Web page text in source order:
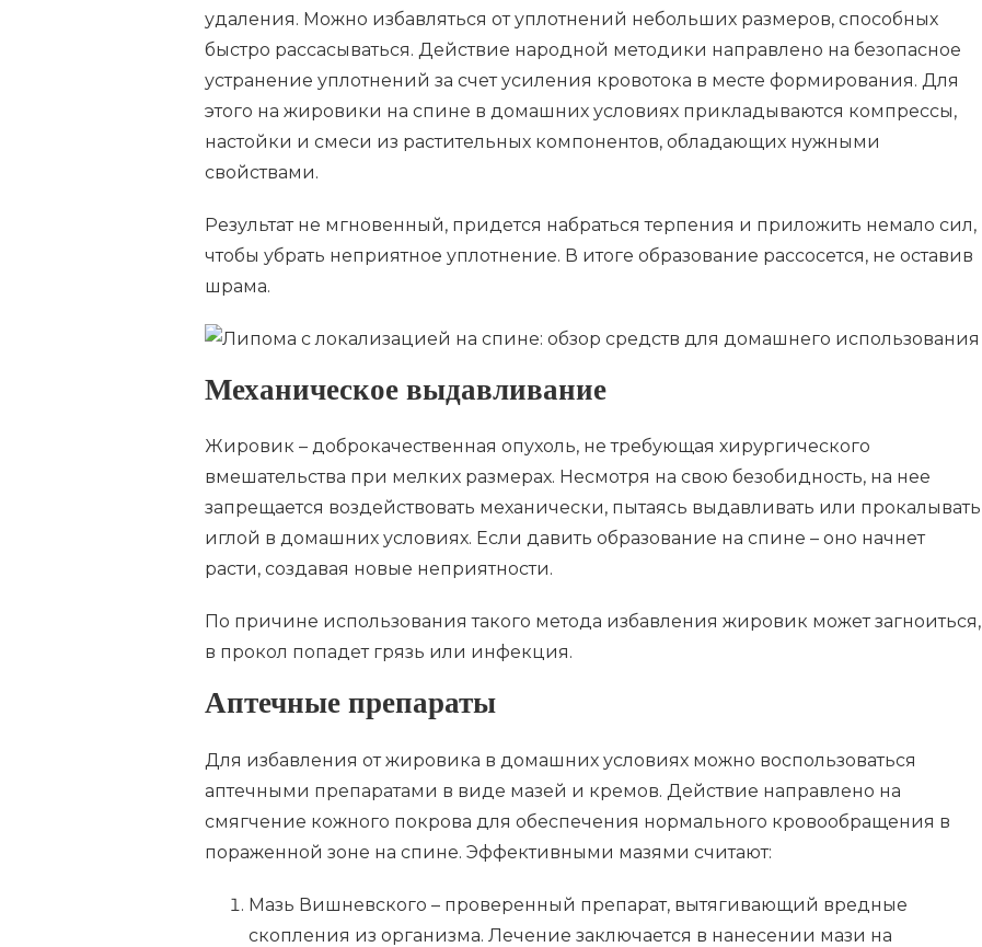
удаления. Можно избавляться от уплотнений небольших размеров, способных
быстро рассасываться. Действие народной методики направлено на безопасное
устранение уплотнений за счет усиления кровотока в месте формирования. Для
этого на жировики на спине в домашних условиях прикладываются компрессы,
настойки и смеси из растительных компонентов, обладающих нужными
свойствами.
Результат не мгновенный, придется набраться терпения и приложить немало сил,
чтобы убрать неприятное уплотнение. В итоге образование рассосется, не оставив
шрама.
Механическое выдавливание
Жировик – доброкачественная опухоль, не требующая хирургического
вмешательства при мелких размерах. Несмотря на свою безобидность, на нее
запрещается воздействовать механически, пытаясь выдавливать или прокалывать
иглой в домашних условиях. Если давить образование на спине – оно начнет
расти, создавая новые неприятности.
По причине использования такого метода избавления жировик может загноиться,
в прокол попадет грязь или инфекция.
Аптечные препараты
Для избавления от жировика в домашних условиях можно воспользоваться
аптечными препаратами в виде мазей и кремов. Действие направлено на
смягчение кожного покрова для обеспечения нормального кровообращения в
пораженной зоне на спине. Эффективными мазями считают:
Мазь Вишневского – проверенный препарат, вытягивающий вредные
скопления из организма. Лечение заключается в нанесении мази на